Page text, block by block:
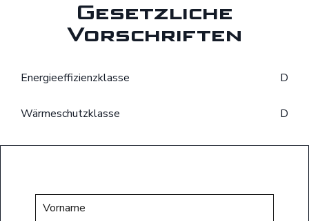
Gesetzliche
Vorschriften
Energieeffizienzklasse D
Wärmeschutzklasse D